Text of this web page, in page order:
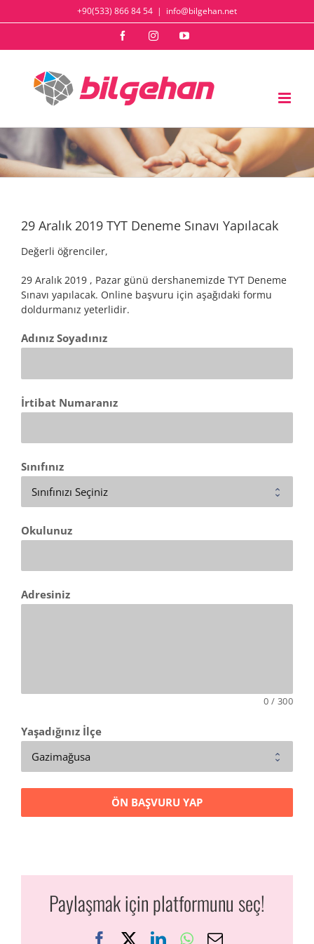
to
+90(533) 866 84 54 | info@bilgehan.net
FacebookInstagramYouTube
29 Aralık 2019 TYT Deneme Sınavı Yapılacak
Değerli öğrenciler,
29 Aralık 2019 , Pazar günü dershanemizde TYT Deneme
Sınavı yapılacak. Online başvuru için aşağıdaki formu
doldurmanız yeterlidir.
Adınız Soyadınız
İrtibat Numaranız
Sınıfınız
Okulunuz
Adresiniz
0 / 300
Yaşadığınız İlçe
ÖN BAŞVURU YAP
Paylaşmak için platformunu seç!
FacebookLinkedInWhatsApp
E-